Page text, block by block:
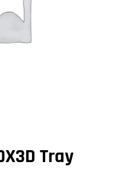
Tray